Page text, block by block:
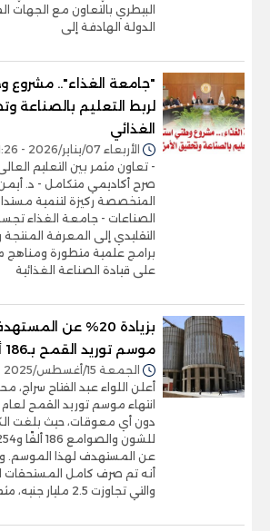
البيطري بالتعاون مع الجهات
الدولة الهادفة إلى
"جامعة الغذاء".. مشروع
لربط التعليم بالصناعة
الغذائي
الأربعاء 07/يناير/2026 - 11:26 ص
- تعاون مثمر بين التعليم
صرح أكاديمي متكامل - د.
المتخصصة ركيزة لتنمية
الصناعات - جامعة الغذاء
التقليدي إلى المعرفة المنتجة
برامج علمية متطورة ومناهج
على قيادة الصناعة الغذائية
بزيادة 20% عن
موسم توريد القمح بـ186 ألف طن
الجمعة 15/أغسطس/2025 - 08:25 م
أعلن اللواء عبد الفتاح
دون أي معوقات، حيث بلغت
عن المستهدف لهذا الموسم.
أنه تم صرف كامل المستحقات
والتي تجاوزت 2.5 مليار جنيه، مثمنًا